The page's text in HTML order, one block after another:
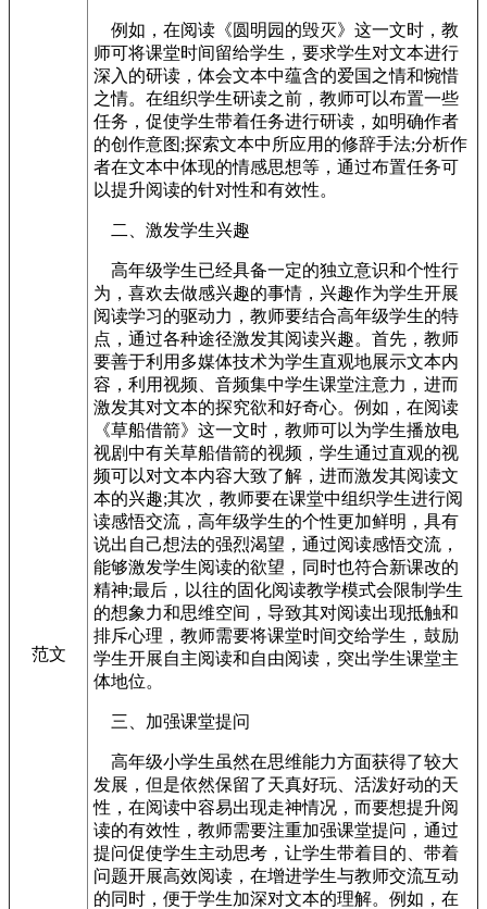
范文
例如，在阅读《圆明园的毁灭》这一文时，教
师可将课堂时间留给学生，要求学生对文本进行
深入的研读，体会文本中蕴含的爱国之情和惋惜
之情。在组织学生研读之前，教师可以布置一些
任务，促使学生带着任务进行研读，如明确作者
的创作意图;探索文本中所应用的修辞手法;分析作
者在文本中体现的情感思想等，通过布置任务可
以提升阅读的针对性和有效性。
二、激发学生兴趣
高年级学生已经具备一定的独立意识和个性行
为，喜欢去做感兴趣的事情，兴趣作为学生开展
阅读学习的驱动力，教师要结合高年级学生的特
点，通过各种途径激发其阅读兴趣。首先，教师
要善于利用多媒体技术为学生直观地展示文本内
容，利用视频、音频集中学生课堂注意力，进而
激发其对文本的探究欲和好奇心。例如，在阅读
《草船借箭》这一文时，教师可以为学生播放电
视剧中有关草船借箭的视频，学生通过直观的视
频可以对文本内容大致了解，进而激发其阅读文
本的兴趣;其次，教师要在课堂中组织学生进行阅
读感悟交流，高年级学生的个性更加鲜明，具有
说出自己想法的强烈渴望，通过阅读感悟交流，
能够激发学生阅读的欲望，同时也符合新课改的
精神;最后，以往的固化阅读教学模式会限制学生
的想象力和思维空间，导致其对阅读出现抵触和
排斥心理，教师需要将课堂时间交给学生，鼓励
学生开展自主阅读和自由阅读，突出学生课堂主
体地位。
三、加强课堂提问
高年级小学生虽然在思维能力方面获得了较大
发展，但是依然保留了天真好玩、活泼好动的天
性，在阅读中容易出现走神情况，而要想提升阅
读的有效性，教师需要注重加强课堂提问，通过
提问促使学生主动思考，让学生带着目的、带着
问题开展高效阅读，在增进学生与教师交流互动
的同时，便于学生加深对文本的理解。例如，在